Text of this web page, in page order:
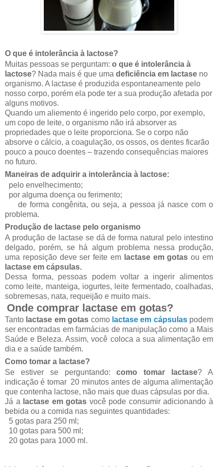
O que é intolerância à lactose?
Muitas pessoas se perguntam: o que é intolerância à
lactose? Nada mais é que uma deficiência em lactase no
organismo. A lactase é produzida espontaneamente pelo
nosso corpo, porém ela pode ter a sua produção afetada por
alguns motivos.
Quando um aliemento é ingerido pelo corpo, por exemplo,
um copo de leite, o organismo não irá absorver as
propriedades que o leite proporciona. Se o corpo não
absorve o cálcio, a coagulação, os ossos, os dentes ficarão
pouco a pouco doentes – trazendo consequências maiores
no futuro.
Maneiras de adquirir a intolerância à lactose:
pelo envelhecimento;
por alguma doença ou ferimento;
de forma congênita, ou seja, a pessoa já nasce com o
problema.
Produção de lactase pelo organismo
A produção de lactase se dá de forma natural pelo intestino
delgado, porém, se há algum problema nessa produção,
uma reposição deve ser feite em lactase em gotas ou em
lactase em cápsulas.
Dessa forma, pessoas podem voltar a ingerir alimentos
como leite, manteiga, iogurtes, leite fermentado, coalhadas,
sobremesas, nata, requeijão e muito mais.
Onde comprar lactase em gotas?
Tanto lactase em gotas como lactase em cápsulaspodem
ser encontradas em farmácias de manipulação como a Mais
Saúde e Beleza. Assim, você coloca a sua alimentação em
dia e a saúde também.
Como tomar a lactase?
Se estiver se perguntando:como tomar lactase? A
indicação é tomar 20 minutos antes de alguma alimentação
que contenha lactose, não mais que duas cápsulas por dia.
Já a lactase em gotas você pode consumir adicionando à
bebida ou a comida nas seguintes quantidades:
5 gotas para 250 ml;
10 gotas para 500 ml;
20 gotas para 1000 ml.